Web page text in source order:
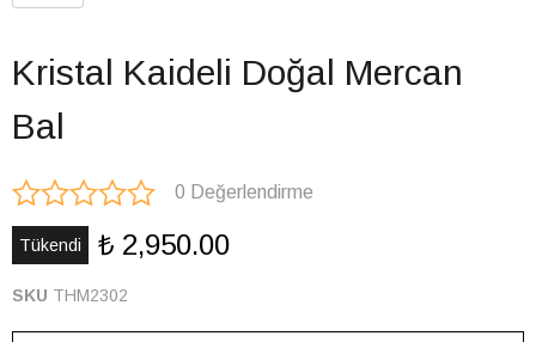
Kristal Kaideli Doğal Mercan
Bal
0 Değerlendirme
Tükendi ₺ 2,950.00
SKU THM2302